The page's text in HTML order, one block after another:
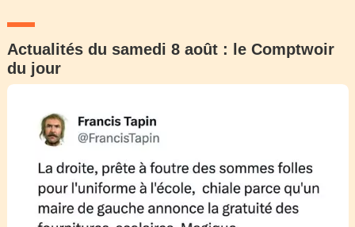
Actualités du samedi 8 août : le Comptwoir
du jour